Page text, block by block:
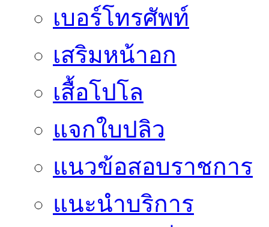
เบอร์โทรศัพท์
เสริมหน้าอก
เสื้อโปโล
แจกใบปลิว
แนวข้อสอบราชการ
แนะนำบริการ